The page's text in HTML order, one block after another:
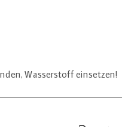
Wasserstoff einsetzen!